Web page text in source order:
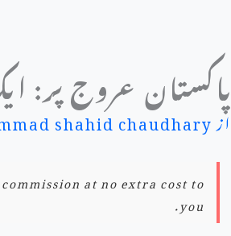
پاکستان عروج پر:
ازshahid chaudhary
at no extra cost to
you.